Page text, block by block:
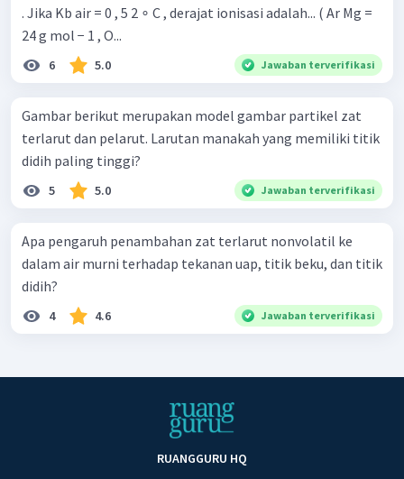
. Jika Kb air = 0 , 5 2 ∘ C , derajat ionisasi adalah... ( Ar Mg =
24 g mol − 1 , O...
6 5.0 Jawaban terverifikasi
Gambar berikut merupakan model gambar partikel zat
terlarut dan pelarut. Larutan manakah yang memiliki titik
didih paling tinggi?
5 5.0 Jawaban terverifikasi
Apa pengaruh penambahan zat terlarut nonvolatil ke
dalam air murni terhadap tekanan uap, titik beku, dan titik
didih?
4 4.6 Jawaban terverifikasi
RUANGGURU HQ